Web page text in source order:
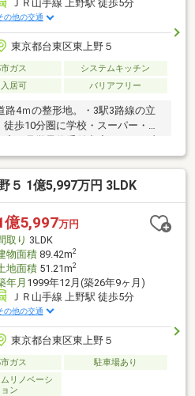
ＪＲ山手線 上野駅 徒歩5分
の他の交通
東京都台東区東上野５
ガス
システムキッチン
居可 バリアフリー
4ｍの整形地。・3駅3路線の立
歩10分圏に学校・スーパー・が
計算もお打ち合わせできます。
５ 1億5,997万円 3LDK
億5,997万円
取り 3LDK
物面積89.42m2
地面積51.21m2
年月1999年12月(築26年9ヶ月)
ＪＲ山手線 上野駅 徒歩5分
の他の交通
東京都台東区東上野５
ガス 駐車場あり
リノベーシ
ョン